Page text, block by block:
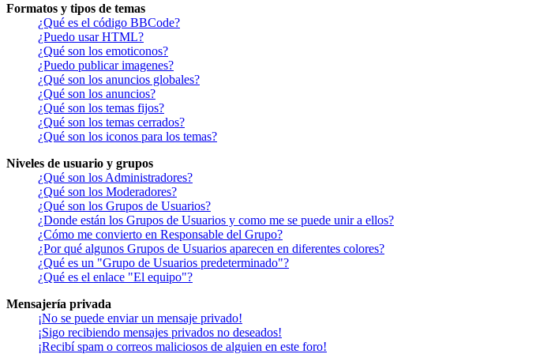
Formatos y tipos de temas
¿Qué es el código BBCode?
¿Puedo usar HTML?
¿Qué son los emoticonos?
¿Puedo publicar imagenes?
¿Qué son los anuncios globales?
¿Qué son los anuncios?
¿Qué son los temas fijos?
¿Qué son los temas cerrados?
¿Qué son los iconos para los temas?
Niveles de usuario y grupos
¿Qué son los Administradores?
¿Qué son los Moderadores?
¿Qué son los Grupos de Usuarios?
¿Donde están los Grupos de Usuarios y como me se puede unir a ellos?
¿Cómo me convierto en Responsable del Grupo?
¿Por qué algunos Grupos de Usuarios aparecen en diferentes colores?
¿Qué es un "Grupo de Usuarios predeterminado"?
¿Qué es el enlace "El equipo"?
Mensajería privada
¡No se puede enviar un mensaje privado!
¡Sigo recibiendo mensajes privados no deseados!
¡Recibí spam o correos maliciosos de alguien en este foro!